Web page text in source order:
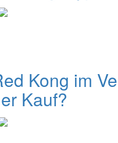
Kong im
Kauf?